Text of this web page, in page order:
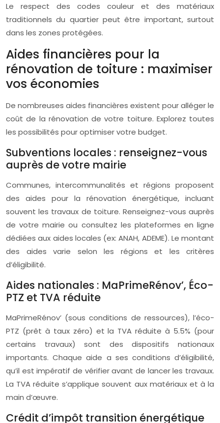
Le respect des codes couleur et des matériaux
traditionnels du quartier peut être important, surtout
dans les zones protégées.
Aides financières pour la
rénovation de toiture : maximiser
vos économies
De nombreuses aides financières existent pour alléger le
coût de la rénovation de votre toiture. Explorez toutes
les possibilités pour optimiser votre budget.
Subventions locales : renseignez-vous
auprès de votre mairie
Communes, intercommunalités et régions proposent
des aides pour la rénovation énergétique, incluant
souvent les travaux de toiture. Renseignez-vous auprès
de votre mairie ou consultez les plateformes en ligne
dédiées aux aides locales (ex: ANAH, ADEME). Le montant
des aides varie selon les régions et les critères
d’éligibilité.
Aides nationales : MaPrimeRénov’, Éco-
PTZ et TVA réduite
MaPrimeRénov’ (sous conditions de ressources), l’éco-
PTZ (prêt à taux zéro) et la TVA réduite à 5.5% (pour
certains travaux) sont des dispositifs nationaux
importants. Chaque aide a ses conditions d’éligibilité,
qu’il est impératif de vérifier avant de lancer les travaux.
La TVA réduite s’applique souvent aux matériaux et à la
main d’œuvre.
Crédit d’impôt transition énergétique